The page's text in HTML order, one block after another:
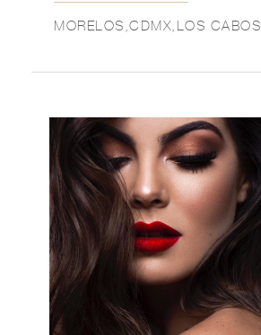
MORELOS,CDMX,LOS CABOS